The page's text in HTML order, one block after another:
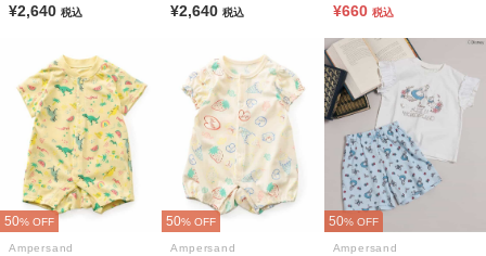
¥2,640 税込 ¥2,640税込 ¥660 税込
50% OFF
Ampersand
50% OFF
Ampersand
50% OFF
Ampersand